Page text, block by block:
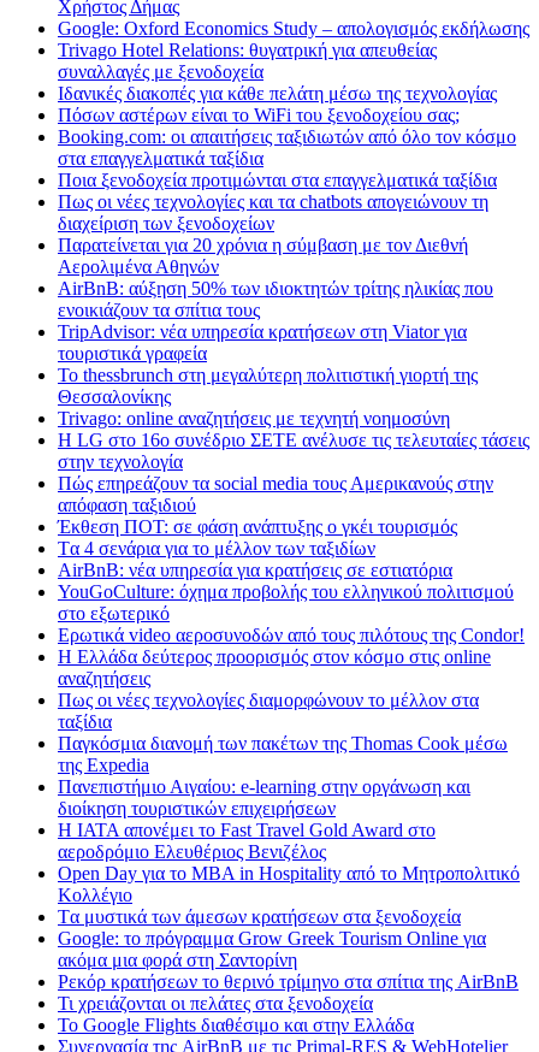
Χρήστος Δήμας
Google: Oxford Economics Study – απολογισμός εκδήλωσης
Trivago Hotel Relations: θυγατρική για απευθείας
συναλλαγές με ξενοδοχεία
Iδανικές διακοπές για κάθε πελάτη μέσω της τεχνολογίας
Πόσων αστέρων είναι το WiFi του ξενοδοχείου σας;
Booking.com: οι απαιτήσεις ταξιδιωτών από όλο τον κόσμο
στα επαγγελματικά ταξίδια
Ποια ξενοδοχεία προτιμώνται στα επαγγελματικά ταξίδια
Πως οι νέες τεχνολογίες και τα chatbots απογειώνουν τη
διαχείριση των ξενοδοχείων
Παρατείνεται για 20 χρόνια η σύμβαση με τον Διεθνή
Αερολιμένα Αθηνών
AirBnB: αύξηση 50% των ιδιοκτητών τρίτης ηλικίας που
ενοικιάζουν τα σπίτια τους
TripAdvisor: νέα υπηρεσία κρατήσεων στη Viator για
τουριστικά γραφεία
Το thessbrunch στη μεγαλύτερη πολιτιστική γιορτή της
Θεσσαλονίκης
Trivago: online αναζητήσεις με τεχνητή νοημοσύνη
H LG στο 16ο συνέδριο ΣΕΤΕ ανέλυσε τις τελευταίες τάσεις
στην τεχνολογία
Πώς επηρεάζουν τα social media τους Αμερικανούς στην
απόφαση ταξιδιού
Έκθεση ΠΟΤ: σε φάση ανάπτυξης ο γκέι τουρισμός
Tα 4 σενάρια για το μέλλον των ταξιδίων
AirBnB: νέα υπηρεσία για κρατήσεις σε εστιατόρια
YouGoCulture: όχημα προβολής του ελληνικού πολιτισμού
στο εξωτερικό
Eρωτικά video αεροσυνοδών από τους πιλότους της Condor!
Η Ελλάδα δεύτερος προορισμός στον κόσμο στις online
αναζητήσεις
Πως οι νέες τεχνολογίες διαμορφώνουν το μέλλον στα
ταξίδια
Παγκόσμια διανομή των πακέτων της Thomas Cook μέσω
της Expedia
Πανεπιστήμιο Αιγαίου: e-learning στην οργάνωση και
διοίκηση τουριστικών επιχειρήσεων
Η IATA απονέμει το Fast Travel Gold Award στο
αεροδρόμιο Ελευθέριος Βενιζέλος
Open Day για το MBA in Hospitality από το Μητροπολιτικό
Κολλέγιο
Tα μυστικά των άμεσων κρατήσεων στα ξενοδοχεία
Google: το πρόγραμμα Grow Greek Tourism Online για
ακόμα μια φορά στη Σαντορίνη
Ρεκόρ κρατήσεων το θερινό τρίμηνο στα σπίτια της AirBnB
Τι χρειάζονται οι πελάτες στα ξενοδοχεία
Το Google Flights διαθέσιμο και στην Ελλάδα
Συνεργασία​ ​της​ ​AirBnB​ ​με​ ​τις​ ​Primal-RES​ ​&​ ​WebHotelier